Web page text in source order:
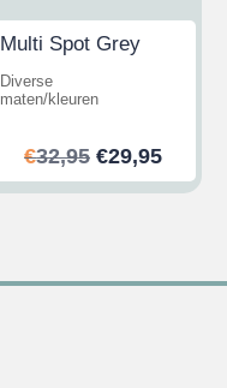
Multi Spot Grey
Diverse
maten/kleuren
€32,95
Preis
€29,95
Preis